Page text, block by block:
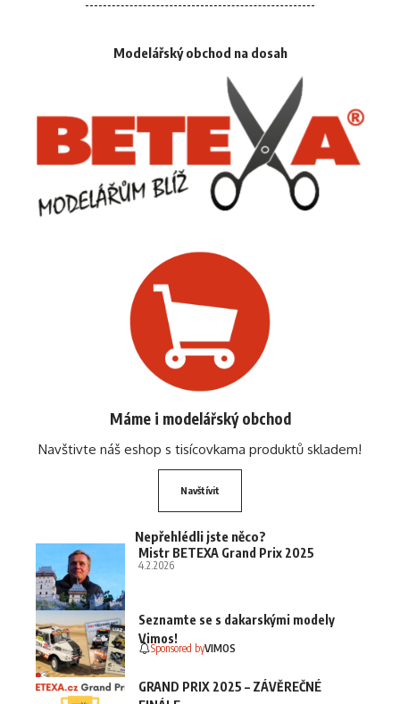
Modelářský obchod na dosah
Máme i modelářský obchod
Navštivte náš eshop s tisícovkama produktů skladem!
Navštívit
Nepřehlédli jste něco?
Mistr BETEXA Grand Prix 2025
4.2.2026
Seznamte se s dakarskými modely
Vimos!
Sponsored byVIMOS
GRAND PRIX 2025 – ZÁVĚREČNÉ